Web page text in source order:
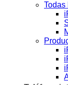
Todas